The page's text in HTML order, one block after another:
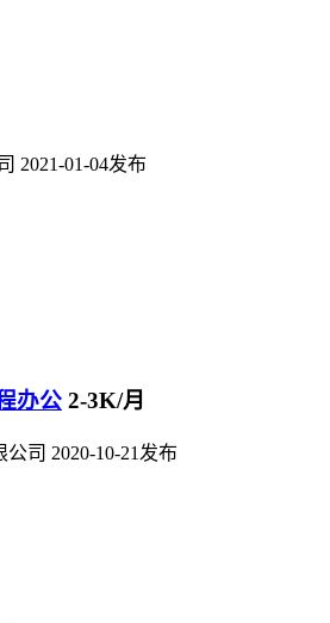
2021-01-04发布
办公 2-3K/月
公司 2020-10-21发布